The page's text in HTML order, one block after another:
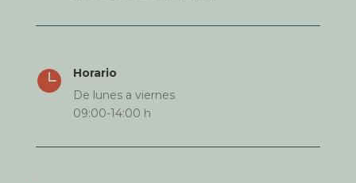

Horario
De lunes a viernes
09:00-14:00 h